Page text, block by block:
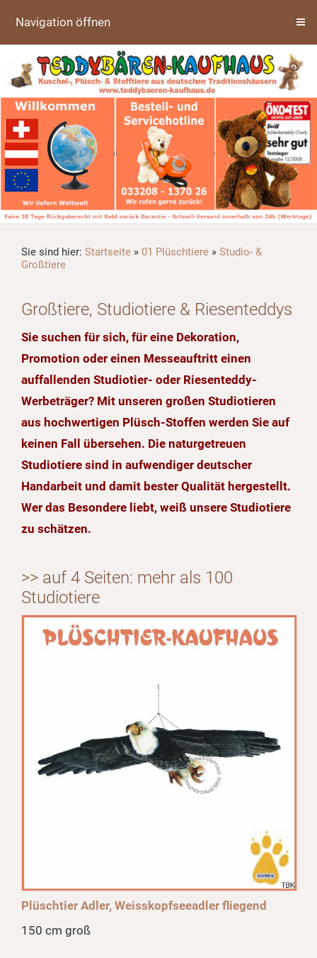
Navigation öffnen
Sie sind hier: Startseite » 01 Plüschtiere » Studio- &
Großtiere
Großtiere, Studiotiere & Riesenteddys
Sie suchen für sich, für eine Dekoration,
Promotion oder einen Messeauftritt einen
auffallenden Studiotier- oder Riesenteddy-
Werbeträger? Mit unseren großen Studiotieren
aus hochwertigen Plüsch-Stoffen werden Sie auf
keinen Fall übersehen. Die naturgetreuen
Studiotiere sind in aufwendiger deutscher
Handarbeit und damit bester Qualität hergestellt.
Wer das Besondere liebt, weiß unsere Studiotiere
zu schätzen.
>> auf 4 Seiten: mehr als 100
Studiotiere
Plüschtier Adler, Weisskopfseeadler fliegend
150 cm groß